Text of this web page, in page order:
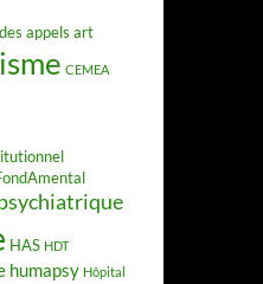
appels art
CEMEA
HAS HDT
humapsy Hôpital